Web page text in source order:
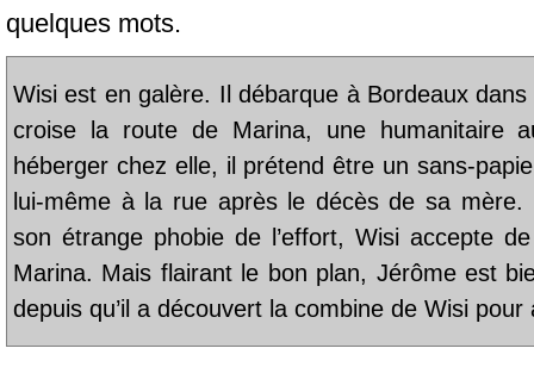
quelques mots.
Wisi est en galère. Il débarque à Bordeaux
croise la route de Marina, une humanitaire
héberger chez elle, il prétend être un sans-
lui-même à la rue après le décès de sa
son étrange phobie de l’effort, Wisi accepte
Marina. Mais flairant le bon plan, Jérôme est
depuis qu’il a découvert la combine de Wisi